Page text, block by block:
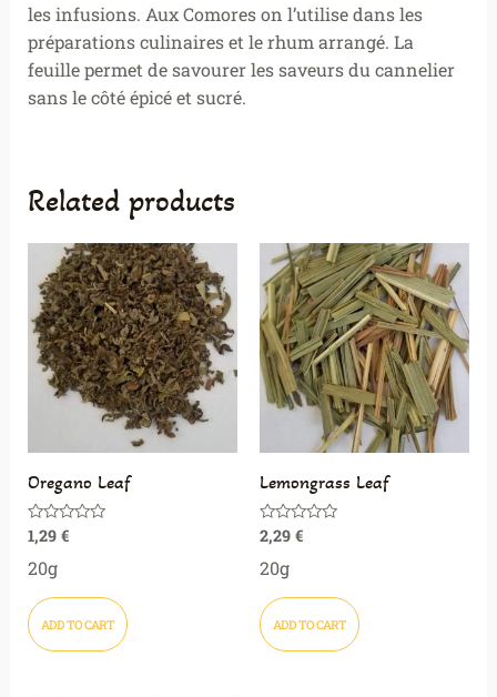
les infusions. Aux Comores on l’utilise dans les
préparations culinaires et le rhum arrangé. La
feuille permet de savourer les saveurs du cannelier
sans le côté épicé et sucré.
Related products
Oregano Leaf
Rated
0
out
of
1,29 €
20g
ADD TO CART
Lemongrass Leaf
Rated
out
of
2,29 €
20g
ADD TO CART